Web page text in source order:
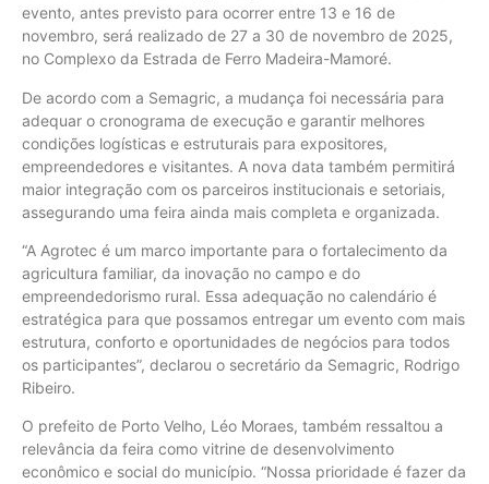
evento, antes previsto para ocorrer entre 13 e 16 de
novembro, será realizado de 27 a 30 de novembro de 2025,
no Complexo da Estrada de Ferro Madeira-Mamoré.
De acordo com a Semagric, a mudança foi necessária para
adequar o cronograma de execução e garantir melhores
condições logísticas e estruturais para expositores,
empreendedores e visitantes. A nova data também permitirá
maior integração com os parceiros institucionais e setoriais,
assegurando uma feira ainda mais completa e organizada.
“A Agrotec é um marco importante para o fortalecimento da
agricultura familiar, da inovação no campo e do
empreendedorismo rural. Essa adequação no calendário é
estratégica para que possamos entregar um evento com mais
estrutura, conforto e oportunidades de negócios para todos
os participantes”, declarou o secretário da Semagric, Rodrigo
Ribeiro.
O prefeito de Porto Velho, Léo Moraes, também ressaltou a
relevância da feira como vitrine de desenvolvimento
econômico e social do município. “Nossa prioridade é fazer da